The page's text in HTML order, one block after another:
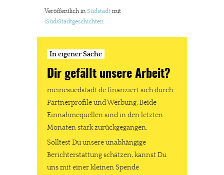
Veröffentlich in Südstadt mit
(Süd)Stadtgeschichten
In eigener Sache
Dir gefällt unsere Arbeit?
meinesuedstadt.de finanziert sich durch
Partnerprofile und Werbung. Beide
Einnahmequellen sind in den letzten
Monaten stark zurückgegangen.
Solltest Du unsere unabhängige
Berichterstattung schätzen, kannst Du
uns mit einer kleinen Spende